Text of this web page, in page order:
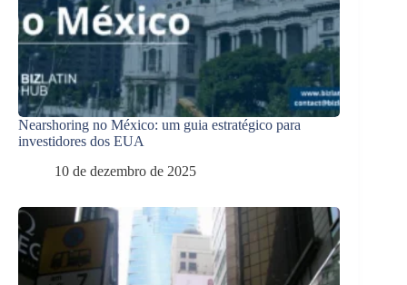
Nearshoring no México: um guia estratégico para
investidores dos EUA
10 de dezembro de 2025